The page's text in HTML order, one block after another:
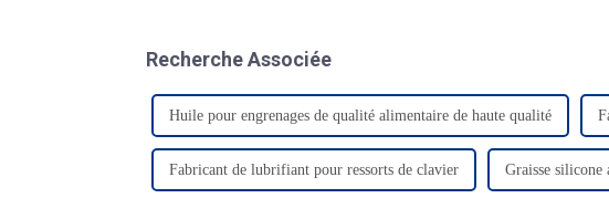
Recherche Associée
Huile pour engrenages de qualité alimentaire de haute qualité
Fabricant de lubrifiant pour ressorts de clavier Graisse silicone